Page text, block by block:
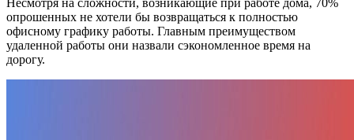
опрошенных не хотели бы возвращаться к полностью
офисному графику работы. Главным преимуществом
удаленной работы они назвали сэкономленное время на
дорогу.